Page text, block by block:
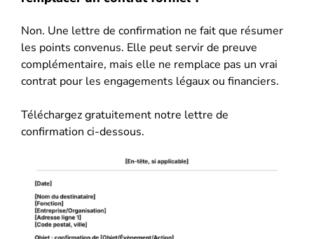
Non. Une lettre de confirmation ne fait que résumer
les points convenus. Elle peut servir de preuve
complémentaire, mais elle ne remplace pas un vrai
contrat pour les engagements légaux ou financiers.
Téléchargez gratuitement notre lettre de
confirmation ci-dessous.